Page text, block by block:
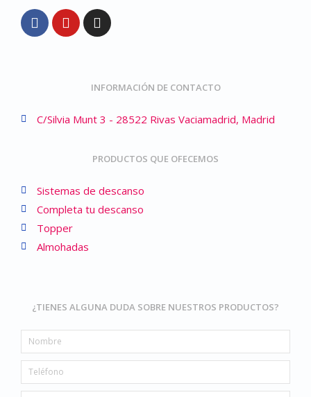
INFORMACIÓN DE CONTACTO
C/Silvia Munt 3 - 28522 Rivas Vaciamadrid, Madrid
PRODUCTOS QUE OFECEMOS
Sistemas de descanso
Completa tu descanso
Topper
Almohadas
¿TIENES ALGUNA DUDA SOBRE NUESTROS PRODUCTOS?